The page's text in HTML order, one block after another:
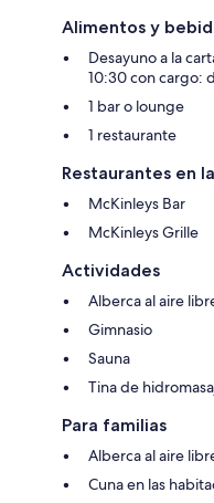
Alimentos y
Desayuno a la
10:30 con cargo:
1 bar o lounge
1 restaurante
Restaurantes en
McKinleys Bar
McKinleys Grille
Actividades
Alberca al aire
Gimnasio
Sauna
Tina de
Para familias
Alberca al aire
Cuna en las